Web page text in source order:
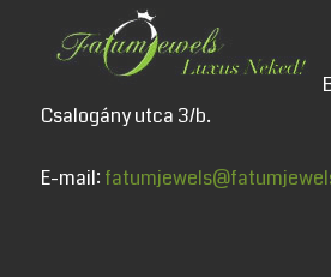
Csalogány utca 3/b.
E-mail: